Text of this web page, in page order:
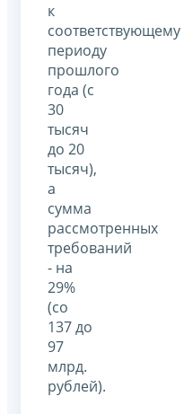
к
соответствующему
периоду
прошлого
года (с
30
тысяч
до 20
тысяч),
а
сумма
рассмотренных
требований
- на
29%
(со
137 до
97
млрд.
рублей).